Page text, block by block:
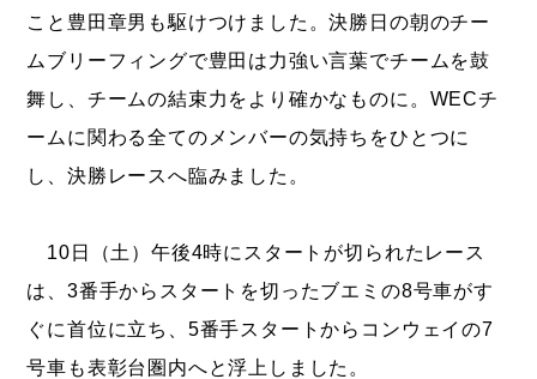
こと豊田章男も駆けつけました。決勝日の朝のチー
ムブリーフィングで豊田は力強い言葉でチームを鼓
舞し、チームの結束力をより確かなものに。WECチ
ームに関わる全てのメンバーの気持ちをひとつに
し、決勝レースへ臨みました。
10日（土）午後4時にスタートが切られたレース
は、3番手からスタートを切ったブエミの8号車がす
ぐに首位に立ち、5番手スタートからコンウェイの7
号車も表彰台圏内へと浮上しました。